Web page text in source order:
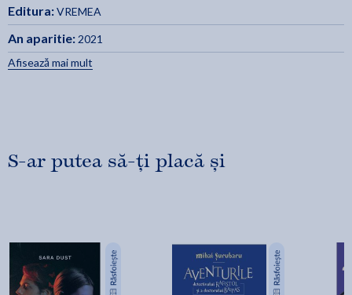
Elementul comun e misterul, caci cartea intreaga e un ingenios
esafodaj de carti de joc, in care cititorii, la fiecare reluare a
povestii, sunt invitati sa joace un rol interactiv, punand cap la
cap indicii abil raspandite prin text, cat sa intregeasca o
Claudia Draganoiu
Editura:VREMEA
An aparitie: 2021
Afisează mai mult
S-ar putea să-ți placă și